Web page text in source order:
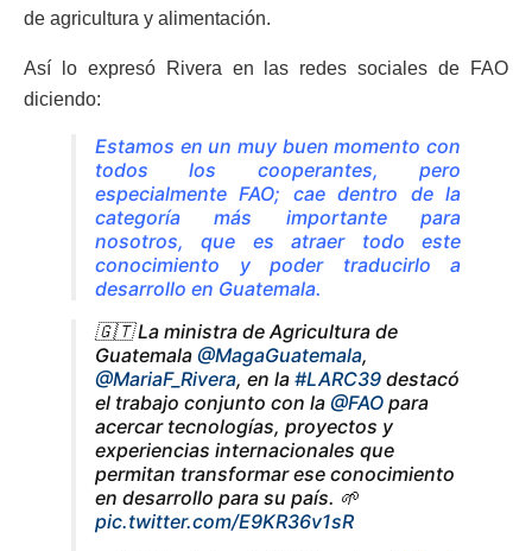
de agricultura y alimentación.
Así lo expresó Rivera en las redes sociales de FAO
diciendo:
Estamos en un muy buen momento con
todos los cooperantes, pero
especialmente FAO; cae dentro de la
categoría más importante para
nosotros, que es atraer todo este
conocimiento y poder traducirlo a
desarrollo en Guatemala.
🇬🇹 La ministra de Agricultura de
Guatemala @MagaGuatemala,
@MariaF_Rivera, en la #LARC39 destacó
el trabajo conjunto con la @FAO para
acercar tecnologías, proyectos y
experiencias internacionales que
permitan transformar ese conocimiento
en desarrollo para su país. 🌱
pic.twitter.com/E9KR36v1sR